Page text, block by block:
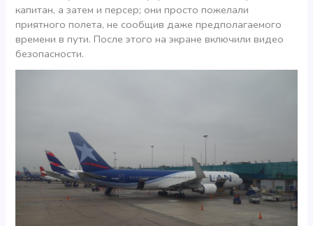
капитан, а затем и персер; они просто пожелали
приятного полета, не сообщив даже предполагаемого
времени в пути. После этого на экране включили видео
безопасности.